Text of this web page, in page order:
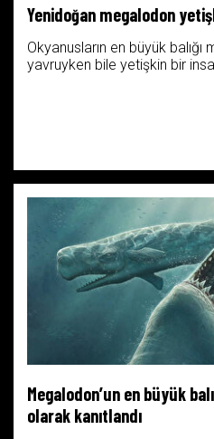
Yenidoğan megalodon
Okyanusların en büyük
yavruyken bile yetişkin bir
Megalodon’un en büyük
olarak kanıtlandı